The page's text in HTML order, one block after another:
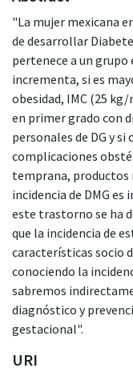
"La mujer mexicana
de desarrollar
pertenece a un
incrementa, si es
obesidad, IMC (25
en primer grado con
personales de DG y
complicaciones
temprana, productos
incidencia de DMG
este trastorno se ha
que la incidencia de
características socio
conociendo la
sabremos
diagnóstico y
gestacional".
URI